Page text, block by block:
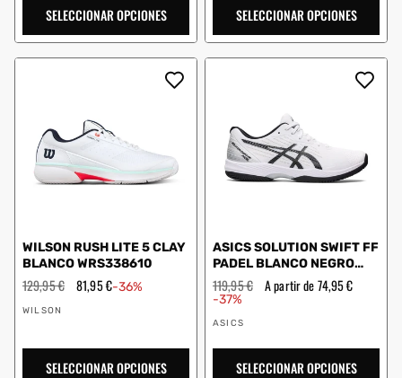
SELECCIONAR OPCIONES SELECCIONAR OPCIONES
WILSON RUSH LITE 5 CLAY
BLANCO WRS338610
Precio
habitual
129,95 € Precio
de
81,95 €-36%
Proveedor:
WILSON
SELECCIONAR OPCIONES
ASICS SOLUTION SWIFT FF
PADEL BLANCO NEGRO
1041A314 100
Precio
habitual
119,95 € Precio
de
A partir de 74,95 €
-37%
Proveedor:
ASICS
SELECCIONAR OPCIONES